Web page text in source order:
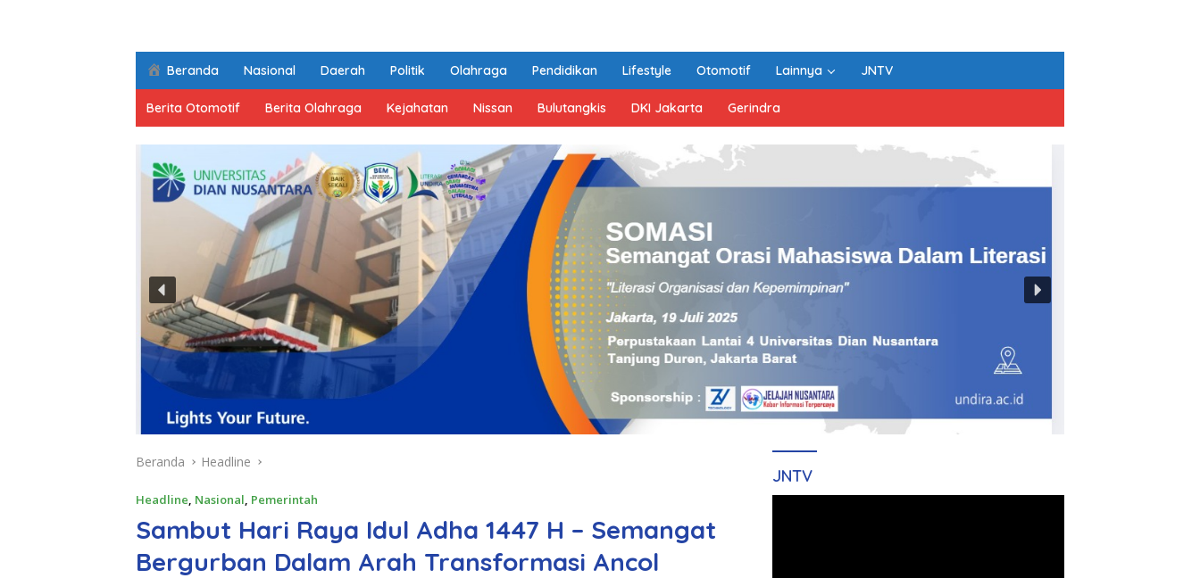
Beranda Nasional Daerah Politik Olahraga Pendidikan Lifestyle Otomotif Lainnya JNTV
Berita Otomotif Berita Olahraga Kejahatan Nissan Bulutangkis DKI Jakarta Gerindra
Beranda Headline
Headline, Nasional, Pemerintah
Sambut Hari Raya Idul Adha 1447 H – Semangat
Bergurban Dalam Arah Transformasi Ancol
JNTV